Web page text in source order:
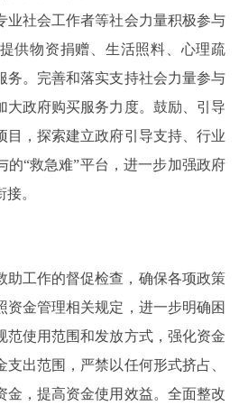
业社会工作者等社会力量积极参与
供物资捐赠、生活照料、心理疏
务。完善和落实支持社会力量参与
大政府购买服务力度。鼓励、引导
目，探索建立政府引导支持、行业
的“救急难”平台，进一步加强政府
。
助工作的督促检查，确保各项政策
资金管理相关规定，进一步明确困
范使用范围和发放方式，强化资金
出范围，严禁以任何形式挤占、
金，提高资金使用效益。全面整改